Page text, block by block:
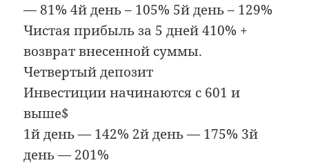
— 81% 4й день – 105% 5й день – 129%
Чистая прибыль за 5 дней 410% +
возврат внесенной суммы.
Четвертый депозит
Инвестиции начинаются с 601 и
выше$
1й день — 142% 2й день — 175% 3й
день — 201%